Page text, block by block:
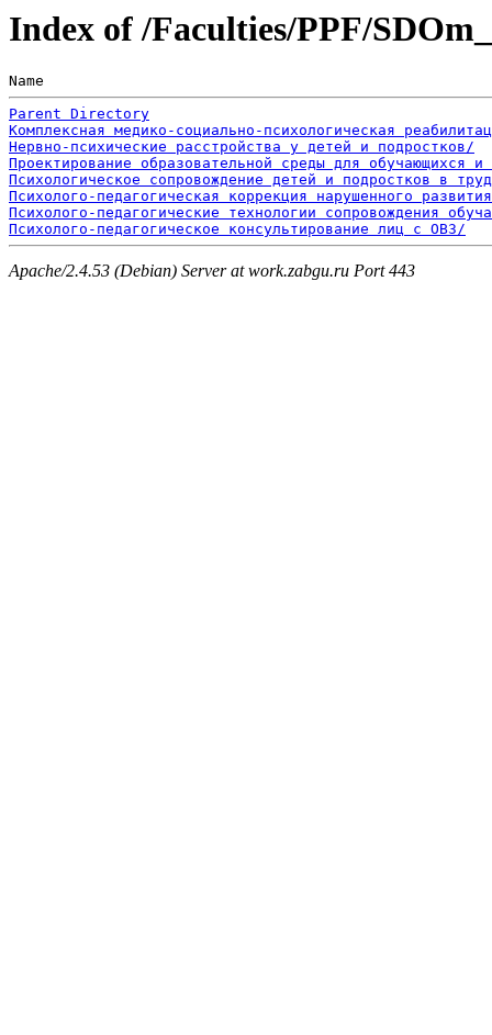
Index of /Faculties/PPF/
Name
Parent Directory
Комплексная медико-социально-психологическая
Нервно-психические расстройства у детей и подростков/
Проектирование образовательной среды для обучающихся
Психологическое сопровождение детей и подростков в
Психолого-педагогическая коррекция нарушенного
Психолого-педагогические технологии сопровождения
Психолого-педагогическое консультирование лиц с ОВЗ/
Apache/2.4.53 (Debian) Server at work.zabgu.ru Port 443